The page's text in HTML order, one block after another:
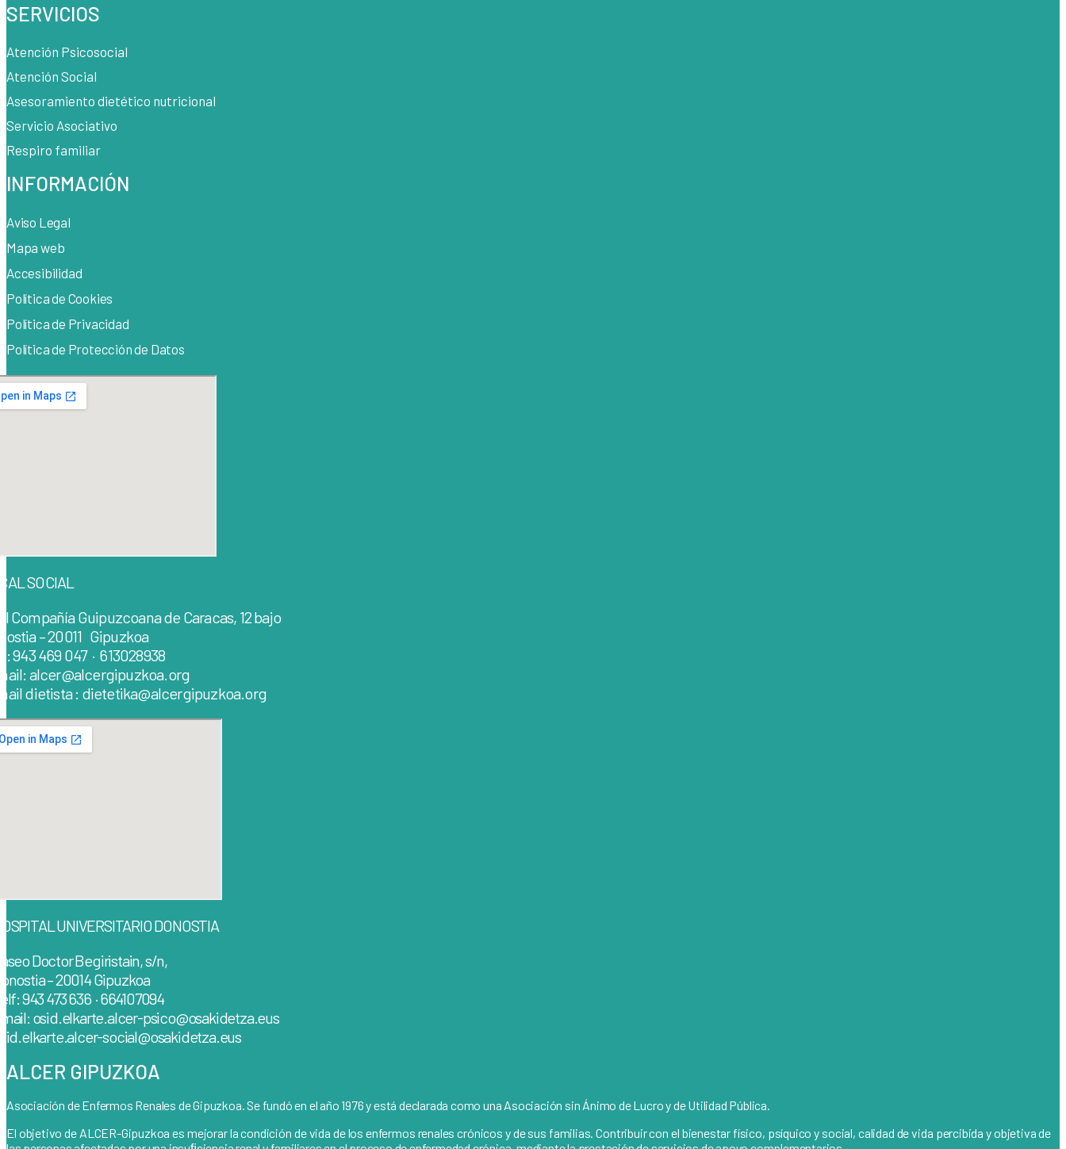
SERVICIOS
Atención Psicosocial
Atención Social
Asesoramiento dietético nutricional
Servicio Asociativo
Respiro familiar
INFORMACIÓN
Aviso Legal
Mapa web
Accesibilidad
Política de Cookies
Política de Privacidad
Política de Protección de Datos
SOCIAL
Compañía Guipuzcoana de Caracas, 12 bajo
– 20011 Gipuzkoa
943 469 047 · 613028938
alcer@alcergipuzkoa.org
dietista : dietetika@alcergipuzkoa.org
UNIVERSITARIO DONOSTIA
Doctor Begiristain, s/n,
– 20014 Gipuzkoa
943 473 636 · 664107094
osid.elkarte.alcer-psico@osakidetza.eus
social@osakidetza.eus
ALCER GIPUZKOA
Asociación de Enfermos Renales de Gipuzkoa. Se fundó en el año 1976 y está declarada como una Asociación sin Ánimo de Lucro y de Utilidad Pública.
El objetivo de ALCER-Gipuzkoa es mejorar la condición de vida de los enfermos renales crónicos y de sus familias. Contribuir con el bienestar físico, psíquico y social, calidad de vida percibida y objetiva de